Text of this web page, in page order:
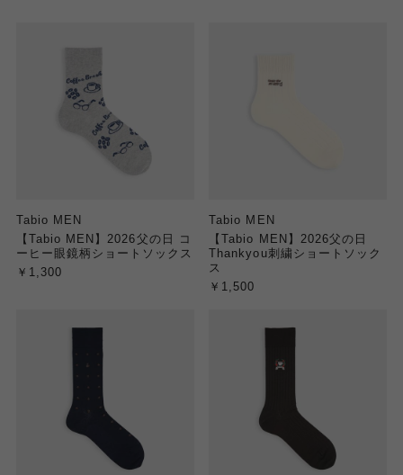
Tabio MEN
【Tabio MEN】2026父の日 コ
ーヒー眼鏡柄ショートソックス
￥1,300
Tabio MEN
【Tabio MEN】2026父の日
Thankyou刺繍ショートソック
ス
￥1,500